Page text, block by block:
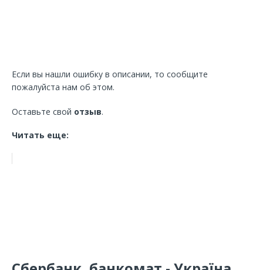
Если вы нашли ошибку в описании, то сообщите
пожалуйста нам об этом.
Оставьте свой отзыв.
Читать еще: